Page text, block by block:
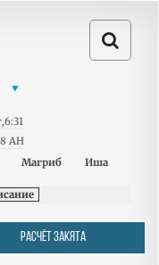
,6:31
AH
Магриб Иша
РАСЧЁТ ЗАКЯТА